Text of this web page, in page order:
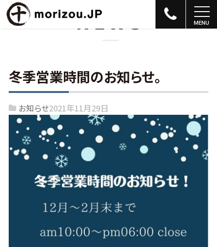
NEWS
冬季営業時間のお知らせ。
お知らせ2021年11月29日